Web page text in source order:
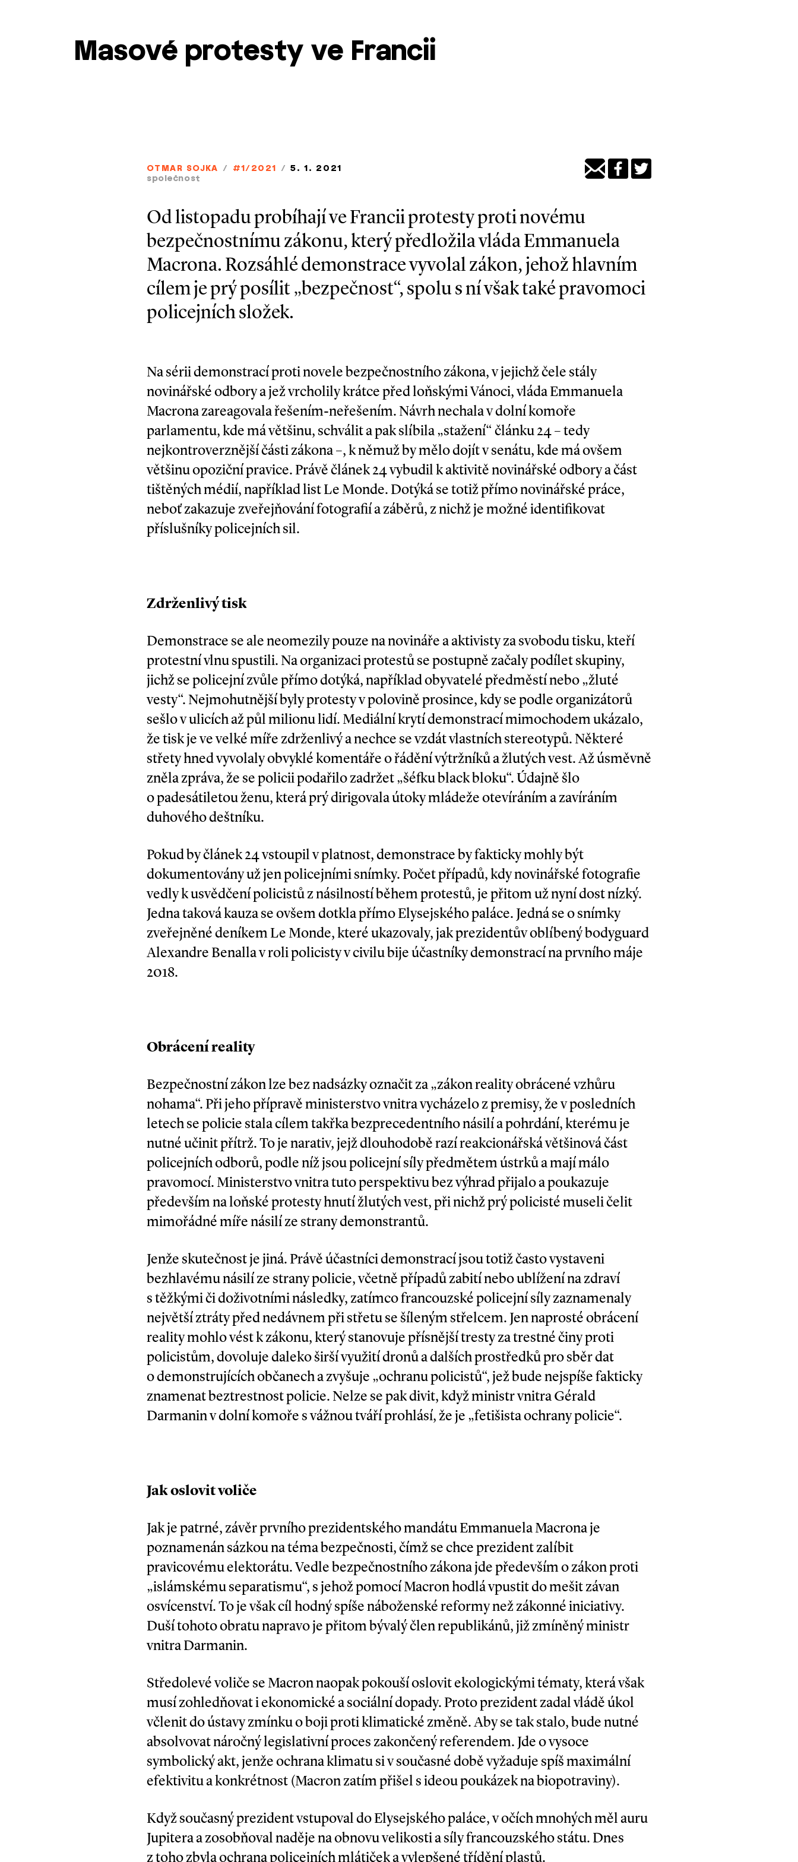
Masové protesty ve Francii
OTMAR SOJKA / #1/2021 / 5. 1. 2021
společnost
Od listopadu probíhají ve Francii protesty proti novému
bezpečnostnímu zákonu, který předložila vláda Emmanuela
Macrona. Rozsáhlé demonstrace vyvolal zákon, jehož hlavním
cílem je prý posílit „bezpečnost“, spolu s ní však také pravomoci
policejních složek.
Na sérii demonstrací proti novele bezpečnostního zákona, v jejichž čele stály
novinářské odbory a jež vrcholily krátce před loňskými Vánoci, vláda Emmanuela
Macrona zareagovala řešením­-neřešením. Návrh nechala v dolní komoře
parlamentu, kde má většinu, schválit a pak slíbila „stažení“ článku 24 – tedy
nejkontroverznější části zákona –, k němuž by mělo dojít v senátu, kde má ovšem
většinu opoziční pravice. Právě článek 24 vybudil k aktivitě novinářské odbory a část
tištěných médií, například list Le Monde. Dotýká se totiž přímo novinářské práce,
neboť zakazuje zveřejňování fotografií a záběrů, z nichž je možné identifikovat
příslušníky policejních sil.
Zdrženlivý tisk
Demonstrace se ale neomezily pouze na novináře a aktivisty za svobodu tisku, kteří
protestní vlnu spustili. Na organizaci protestů se postupně začaly podílet skupiny,
jichž se policejní zvůle přímo dotýká, například obyvatelé předměstí nebo „žluté
vesty“. Nejmohutnější byly protesty v polovině prosince, kdy se podle organizátorů
sešlo v ulicích až půl milionu lidí. Mediální krytí demonstrací mimochodem ukázalo,
že tisk je ve velké míře zdrženlivý a nechce se vzdát vlastních stereo­­typů. Některé
střety hned vyvolaly obvyklé komentáře o řádění výtržníků a žlutých vest. Až úsměvně
zněla zpráva, že se policii podařilo zadržet „šéfku black bloku“. Údajně šlo
o padesátiletou ženu, která prý dirigovala útoky mládeže otevíráním a zavíráním
duhového deštníku.
Pokud by článek 24 vstoupil v platnost, demonstrace by fakticky mohly být
dokumentovány už jen policejními snímky. Počet případů, kdy novinářské fotografie
vedly k usvědčení policistů z násilností během protestů, je přitom už nyní dost nízký.
Jedna taková kauza se ovšem dotkla přímo Elysejského paláce. Jedná se o snímky
zveřejněné deníkem Le ­Monde, které ukazovaly, jak prezidentův oblíbený bodyguard
Alexandre Benalla v roli policisty v civilu bije účastníky demonstrací na prvního máje
2018.
Obrácení reality
Bezpečnostní zákon lze bez nadsázky označit za „zákon reality obrácené vzhůru
nohama“. Při jeho přípravě ministerstvo vnitra vycházelo z premisy, že v posledních
letech se policie stala cílem takřka bezprecedentního násilí a pohrdání, kterému je
nutné učinit přítrž. To je narativ, jejž dlouhodobě razí reakcionářská většinová část
policejních odborů, podle níž jsou policejní síly předmětem ústrků a mají málo
pravomocí. Ministerstvo vnitra tuto perspektivu bez výhrad přijalo a poukazuje
především na loňské protesty hnutí žlutých vest, při nichž prý policisté museli čelit
mimořádné míře násilí ze strany demonstrantů.
Jenže skutečnost je jiná. Právě účastníci demonstrací jsou totiž často vystaveni
bezhlavému násilí ze strany policie, včetně případů zabití nebo ublížení na zdraví
s těžkými či doživotními následky, zatímco francouzské policejní síly zaznamenaly
největší ztráty před nedávnem při střetu se šíleným střelcem. Jen naprosté obrácení
reality mohlo vést k zákonu, který stanovuje přísnější tresty za trestné činy proti
policistům, dovoluje daleko širší využití dronů a dalších prostředků pro sběr dat
o demonstrujících občanech a zvyšuje „ochranu policistů“, jež bude nejspíše fakticky
znamenat beztrestnost policie. Nelze se pak divit, když ministr vnitra Gérald
Darmanin v dolní komoře s vážnou tváří prohlásí, že je „fetišista ochrany policie“.
Jak oslovit voliče
Jak je patrné, závěr prvního prezidentského mandátu Emmanuela Macrona je
poznamenán sázkou na téma bezpečnosti, čímž se chce prezident zalíbit
pravicovému elektorátu. Vedle bezpečnostního zákona jde především o zákon proti
„islámskému separatismu“, s jehož pomocí Macron hodlá vpustit do mešit závan
osvícenství. To je však cíl hodný spíše náboženské reformy než zákonné iniciativy.
Duší tohoto obratu napravo je přitom bývalý člen republikánů, již zmíněný ministr
vnitra Darmanin.
Středolevé voliče se Macron naopak pokouší oslovit ekologickými tématy, která však
musí zohledňovat i ekonomické a sociální dopady. Proto prezident zadal vládě úkol
včlenit do ústavy zmínku o boji proti klimatické změně. Aby se tak stalo, bude nutné
absolvovat náročný legislativní proces zakončený referendem. Jde o vysoce
symbolický akt, jenže ochrana klimatu si v současné době vyžaduje spíš maximální
efektivitu a konkrétnost (Macron zatím přišel s ideou poukázek na biopotraviny).
Když současný prezident vstupoval do Elysejského paláce, v očích mnohých měl auru
Jupitera a zosobňoval naděje na obnovu velikosti a síly francouzského státu. Dnes
z toho zbyla ochrana policejních mlátiček a vylepšené třídění plastů.